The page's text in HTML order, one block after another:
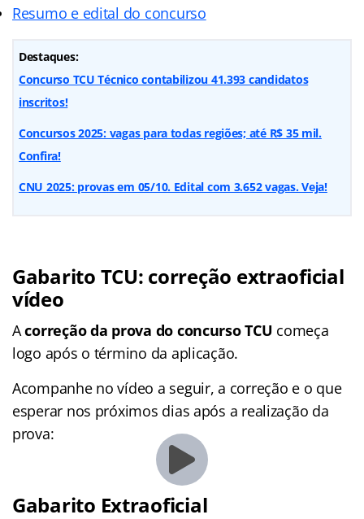
Resumo e edital do concurso
Destaques:
Concurso TCU Técnico contabilizou 41.393 candidatos
inscritos!
Concursos 2025: vagas para todas regiões; até R$ 35 mil.
Confira!
CNU 2025: provas em 05/10. Edital com 3.652 vagas. Veja!
Gabarito TCU: correção extraoficial
vídeo
Acorreção da prova do concurso TCU começa
logo após o término da aplicação.
Acompanhe no vídeo a seguir, a correção e o que
esperar nos próximos dias após a realização da
prova:
Gabarito Extraoficial